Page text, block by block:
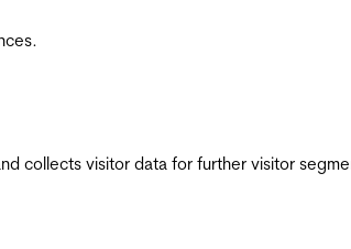
collects visitor data for further visitor